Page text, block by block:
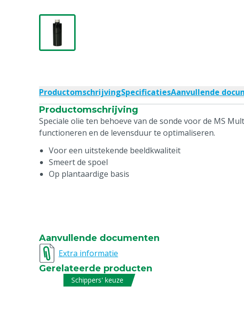
ProductomschrijvingSpecificatiesAanvullende
Productomschrijving
Speciale olie ten behoeve van de sonde voor de MS
functioneren en de levensduur te optimaliseren.
Voor een uitstekende beeldkwaliteit
Smeert de spoel
Op plantaardige basis
Aanvullende documenten
Extra informatie
Gerelateerde producten
Schippers' keuze